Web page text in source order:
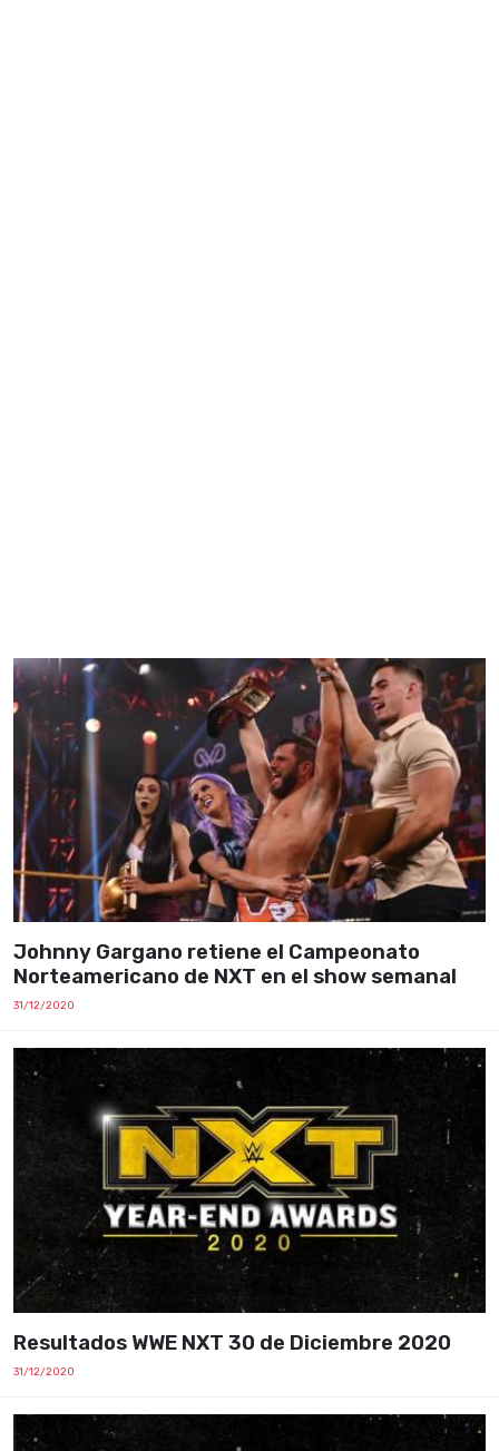
Johnny Gargano retiene el Campeonato
Norteamericano de NXT en el show semanal
31/12/2020
Resultados WWE NXT 30 de Diciembre 2020
31/12/2020